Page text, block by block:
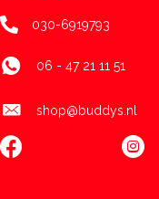
030-6919793
06 - 47 21 11 51
shop@buddys.nl